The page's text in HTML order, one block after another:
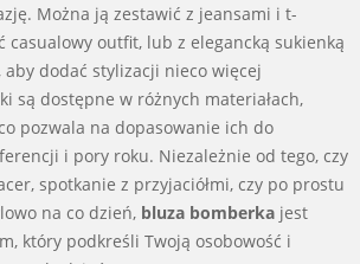
Można ją zestawić z jeansami i t-
casualowy outfit, lub z elegancką sukienką
dodać stylizacji nieco więcej
są dostępne w różnych materiałach,
pozwala na dopasowanie ich do
i pory roku. Niezależnie od tego, czy
spotkanie z przyjaciółmi, czy po prostu
na co dzień, bluza bomberka jest
który podkreśli Twoją osobowość i